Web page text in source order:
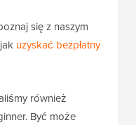
się z naszym
uzyskać bezpłatny
również
Być może